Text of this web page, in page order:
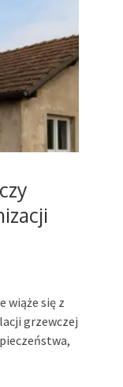
wiąże się z
grzewczej